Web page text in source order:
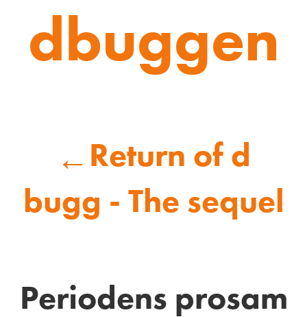
dbuggen
←Return of d
bugg - The sequel
Periodens prosam